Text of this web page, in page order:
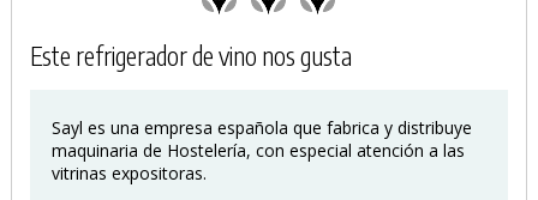
Este refrigerador de vino nos gusta
Sayl es una empresa española que fabrica y distribuye
maquinaria de Hostelería, con especial atención a las
vitrinas expositoras.